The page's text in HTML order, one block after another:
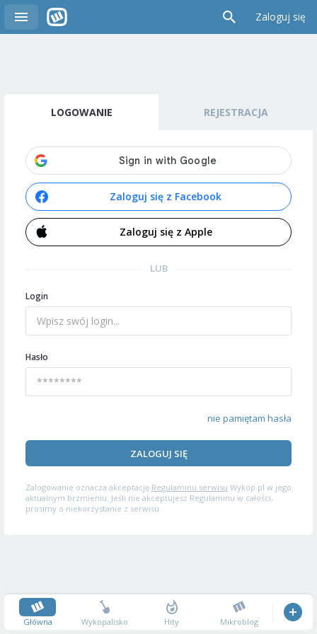
Zaloguj się
LOGOWANIE REJESTRACJA
Zaloguj się z Facebook
Zaloguj się z Apple
LUB
Login
Hasło
nie pamiętam hasła
ZALOGUJ SIĘ
Zalogowanie oznacza akceptację Regulaminu serwisu Wykop.pl w jego
aktualnym brzmieniu. Jeśli nie akceptujesz Regulaminu w całości,
prosimy o niekorzystanie z serwisu.
Główna Wykopalisko Hity Mikroblog